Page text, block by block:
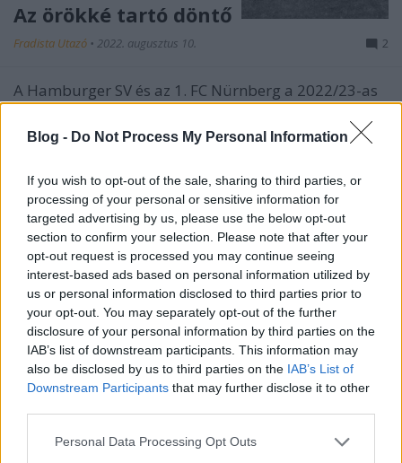
Blog - Do Not Process My Personal Information
If you wish to opt-out of the sale, sharing to third parties, or
processing of your personal or sensitive information for
targeted advertising by us, please use the below opt-out
section to confirm your selection. Please note that after your
opt-out request is processed you may continue seeing
interest-based ads based on personal information utilized by
us or personal information disclosed to third parties prior to
your opt-out. You may separately opt-out of the further
disclosure of your personal information by third parties on the
IAB’s list of downstream participants. This information may
also be disclosed by us to third parties on the IAB’s List of
Downstream Participants that may further disclose it to other
Please note that this website/app uses one or more Google
Personal Data Processing Opt Outs
Az örökké tartó döntő
Fradista Utazó • 2022. augusztus 10. 2
A Hamburger SV és az 1. FC Nürnberg a 2022/23-as
szezonban a német másodosztályban szerepel. Száz
évvel ezelőtt viszont ők vívták a bajnoki döntőt -
méghozzá minden idők egyik legemlékezetesebb